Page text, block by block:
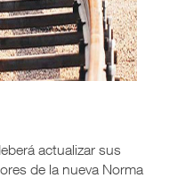
actualizar sus
de la nueva Norma